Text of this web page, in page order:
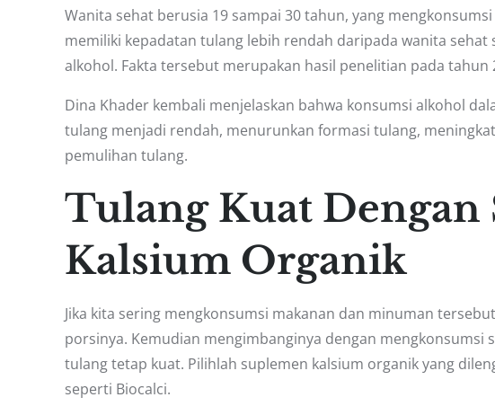
Wanita sehat berusia 19 sampai 30 tahun, yang
memiliki kepadatan tulang lebih rendah daripada wanita sehat
alkohol. Fakta tersebut merupakan hasil penelitian pada tahun
Dina Khader kembali menjelaskan bahwa konsumsi alkohol
tulang menjadi rendah, menurunkan formasi tulang,
pemulihan tulang.
Tulang Kuat Dengan
Kalsium Organik
Jika kita sering mengkonsumsi makanan dan minuman
porsinya. Kemudian mengimbanginya dengan mengkonsumsi
tulang tetap kuat. Pilihlah suplemen kalsium organik yang
seperti Biocalci.